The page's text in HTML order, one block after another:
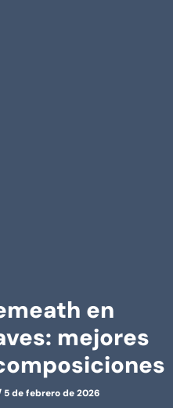
en
mejores
5 de febrero de 2026